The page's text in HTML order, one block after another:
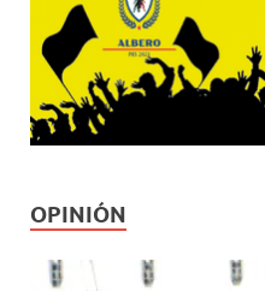
OPINIÓN